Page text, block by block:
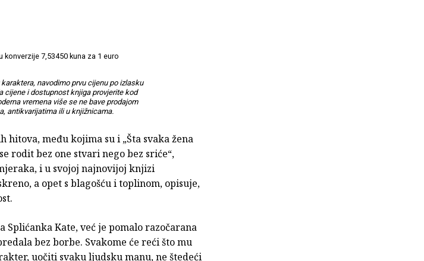
7,53450 kuna za 1 euro
navodimo prvu cijenu po izlasku
cijene i dostupnost knjiga provjerite kod
vremena više se ne bave prodajom
antikvarijatima ili u knjižnicama.
hitova, među kojima su i „Šta svaka žena
rodit bez one stvari nego bez sriće“,
i u svojoj najnovijoj knjizi
a opet s blagošću i toplinom, opisuje,
Kate, već je pomalo razočarana
bez borbe. Svakome će reći što mu
uočiti svaku ljudsku manu, ne štedeći